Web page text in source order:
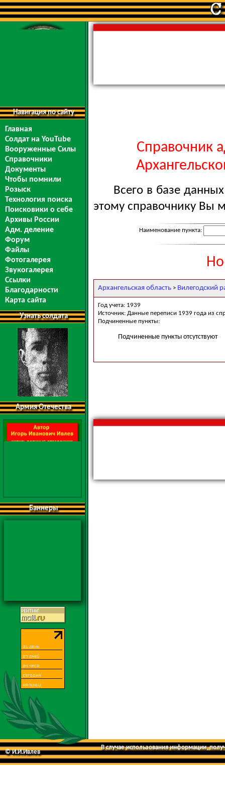
Навигация по сайту
Главная
Солдат на YouTube
Вооруженные Силы
Справочники
Документы
Чтобы помнили
Розыск
Технология поиска
Поисковики о себе
Архивы России
Адм. деление
Форум
Файлы
Фотогалерея
Звукогалерея
Ссылки
Благодарности
Карта сайта
Узнать солдата
Армия Отечества
Баннеры
Справочник
Всего в базе
этому справочнику Вы
Наименование пункта:
Архангельская область > Вилегодский
Год учета: 1939
Источник: Данные переписи 1939 года из
Подчиненные пункты:
Подчиненные пункты отсутствуют
© И.И.Ивлев
В случае использования информации,